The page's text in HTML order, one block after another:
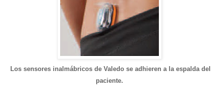
Los sensores inalmábricos de Valedo se adhieren a la espalda del
paciente.